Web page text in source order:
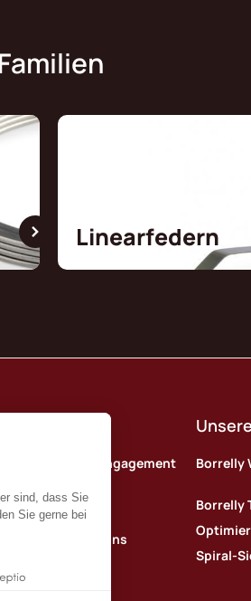
Linearfedern
Unser Qualitätsengagement
Wer sind wir?
Our katalog
Kontaktieren sie uns
Borrelly
Borrelly
Spiral-